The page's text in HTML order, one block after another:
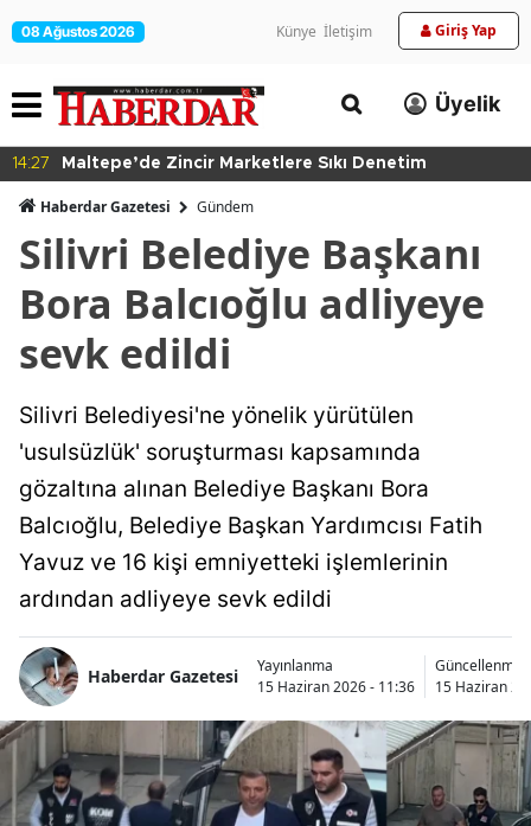
08 Ağustos 2026 Künye İletişim Giriş Yap
Üyelik
14:27 Maltepe’de Zincir Marketlere Sıkı Denetim
Haberdar Gazetesi Gündem
Silivri Belediye Başkanı
Bora Balcıoğlu adliyeye
sevk edildi
Silivri Belediyesi'ne yönelik yürütülen
'usulsüzlük' soruşturması kapsamında
gözaltına alınan Belediye Başkanı Bora
Balcıoğlu, Belediye Başkan Yardımcısı Fatih
Yavuz ve 16 kişi emniyetteki işlemlerinin
ardından adliyeye sevk edildi
Haberdar Gazetesi
Yayınlanma
15 Haziran 2026 - 11:36
Güncellenme
15 Haziran